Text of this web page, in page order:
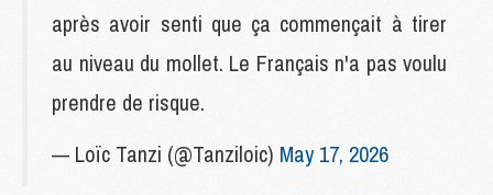
après avoir senti que ça commençait à tirer
au niveau du mollet. Le Français n'a pas voulu
prendre de risque.
— Loïc Tanzi (@Tanziloic) May 17, 2026